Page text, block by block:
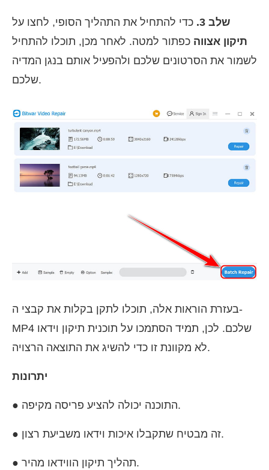
שלב 3.
כדי להתחיל את התהליך הסופי, לחצו על
תיקון אצווה כפתור למטה. לאחר מכן, תוכלו להתחיל
לשמור את הסרטונים שלכם ולהפעיל אותם בנגן המדיה
שלכם.
בעזרת הוראות אלה, תוכלו לתקן בקלות את קבצי ה-
MP4 שלכם. לכן, תמיד הסתמכו על תוכנית תיקון וידאו
לא מקוונת זו כדי להשיג את התוצאה הרצויה.
יתרונות
● התוכנה יכולה להציע פריסה מקיפה.
● זה מבטיח שתקבלו איכות וידאו משביעת רצון.
● תהליך תיקון הווידאו מהיר.